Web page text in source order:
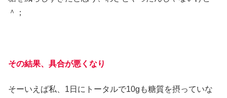
＾；
その結果、具合が悪くなり
そーいえば私、1日にトータルで10gも糖質を摂っていな